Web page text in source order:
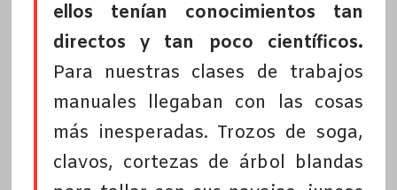
ellos tenían conocimientos tan
directos y tan poco científicos.
Para nuestras clases de trabajos
manuales llegaban con las cosas
más inesperadas. Trozos de soga,
clavos, cortezas de árbol blandas